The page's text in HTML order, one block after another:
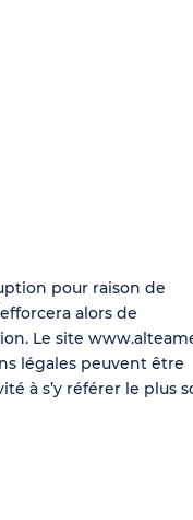
pour raison de
alors de
Le site
légales peuvent être
à s’y référer le plus